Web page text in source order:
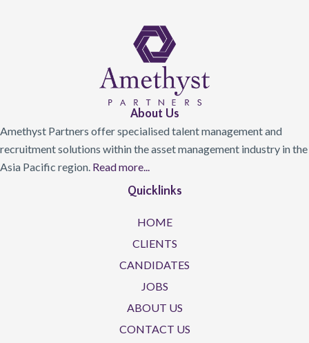
About Us
Amethyst Partners offer specialised talent management and
recruitment solutions within the asset management industry in the
Asia Pacific region. Read more...
Quicklinks
HOME
CLIENTS
CANDIDATES
JOBS
ABOUT US
CONTACT US